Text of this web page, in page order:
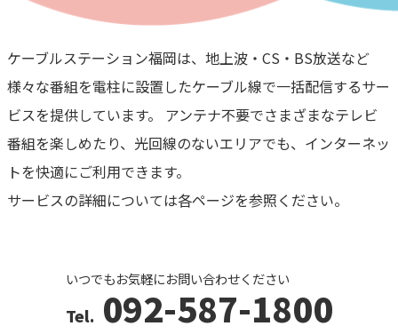
ケーブルステーション福岡は、地上波・CS・BS放送など
様々な番組を電柱に設置したケーブル線で一括配信するサー
ビスを提供しています。 アンテナ不要でさまざまなテレビ
番組を楽しめたり、光回線のないエリアでも、インターネッ
トを快適にご利用できます。
サービスの詳細については各ページを参照ください。
いつでもお気軽にお問い合わせください
092-587-1800